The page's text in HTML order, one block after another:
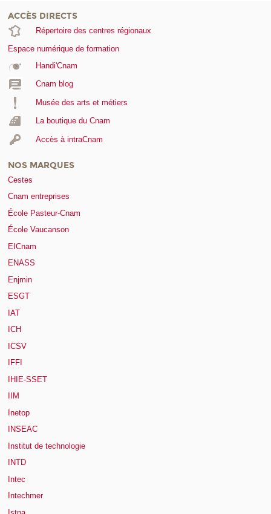
ACCÈS DIRECTS
Répertoire des centres régionaux
Espace numérique de formation
Handi'Cnam
Cnam blog
Musée des arts et métiers
La boutique du Cnam
Accès à intraCnam
NOS MARQUES
Cestes
Cnam entreprises
École Pasteur-Cnam
École Vaucanson
EICnam
ENASS
Enjmin
ESGT
IAT
ICH
ICSV
IFFI
IHIE-SSET
IIM
Inetop
INSEAC
Institut de technologie
INTD
Intec
Intechmer